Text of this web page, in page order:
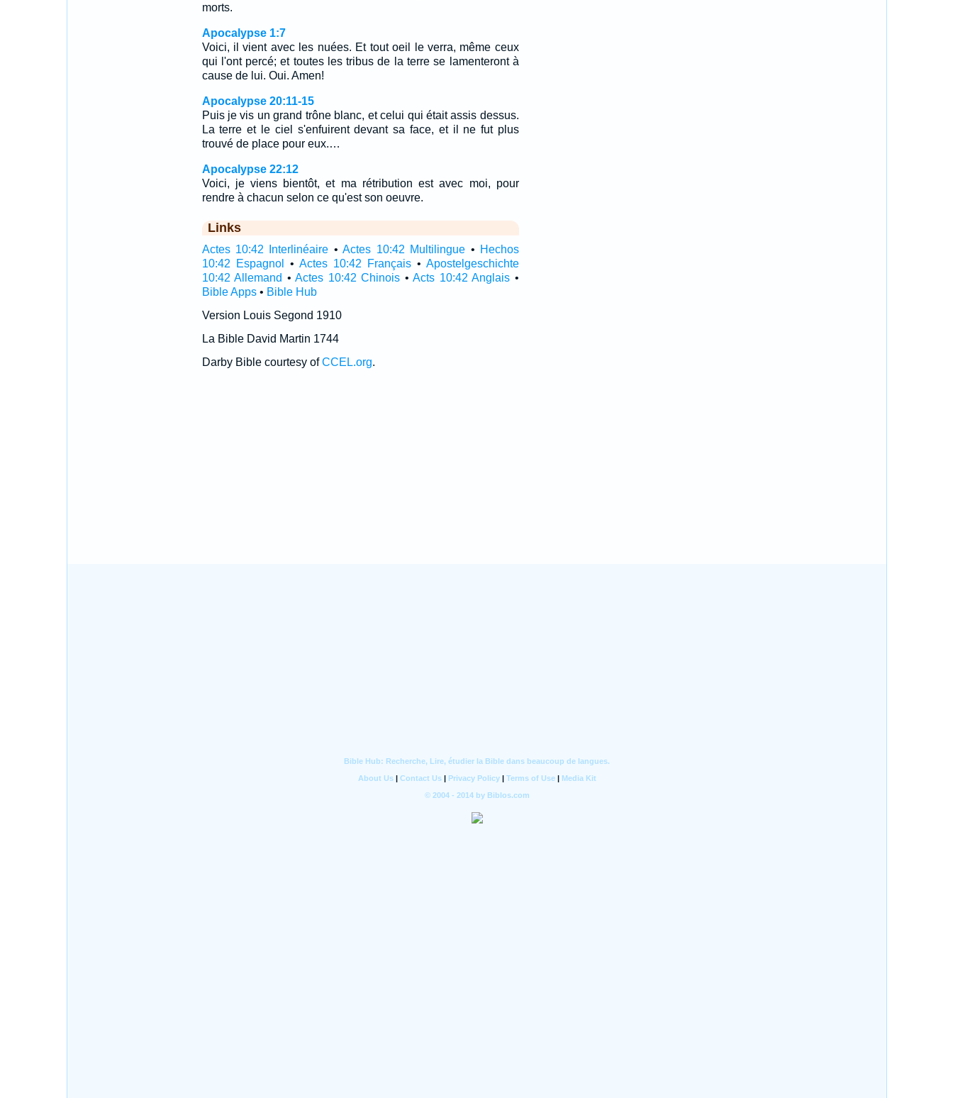
morts.
Apocalypse 1:7
Voici, il vient avec les nuées. Et tout oeil le verra, même ceux
qui l'ont percé; et toutes les tribus de la terre se lamenteront à
cause de lui. Oui. Amen!
Apocalypse 20:11-15
Puis je vis un grand trône blanc, et celui qui était assis dessus.
La terre et le ciel s'enfuirent devant sa face, et il ne fut plus
trouvé de place pour eux.…
Apocalypse 22:12
Voici, je viens bientôt, et ma rétribution est avec moi, pour
rendre à chacun selon ce qu'est son oeuvre.
Links
Actes 10:42 Interlinéaire •Actes 10:42 Multilingue • Hechos
10:42 Espagnol
• Actes 10:42 Français• Apostelgeschichte
10:42 Allemand •Actes 10:42 Chinois •Acts 10:42 Anglais •
Bible Apps• Bible Hub
Version Louis Segond 1910
La Bible David Martin 1744
Darby Bible courtesy ofCCEL.org.